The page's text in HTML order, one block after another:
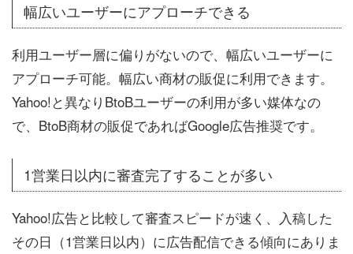
幅広いユーザーにアプローチできる
利用ユーザー層に偏りがないので、幅広いユーザーに
アプローチ可能。幅広い商材の販促に利用できます。
Yahoo!と異なりBtoBユーザーの利用が多い媒体なの
で、BtoB商材の販促であればGoogle広告推奨です。
1営業日以内に審査完了することが多い
Yahoo!広告と比較して審査スピードが速く、入稿した
その日（1営業日以内）に広告配信できる傾向にありま